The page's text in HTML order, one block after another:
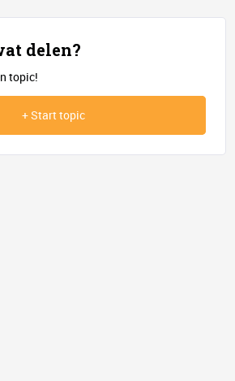
delen?
topic!
+ Start topic